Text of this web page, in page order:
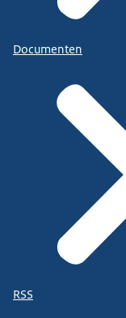
Documenten
RSS